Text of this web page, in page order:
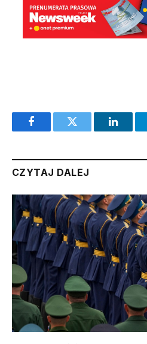
FacebookTwitter
CZYTAJ DALEJ